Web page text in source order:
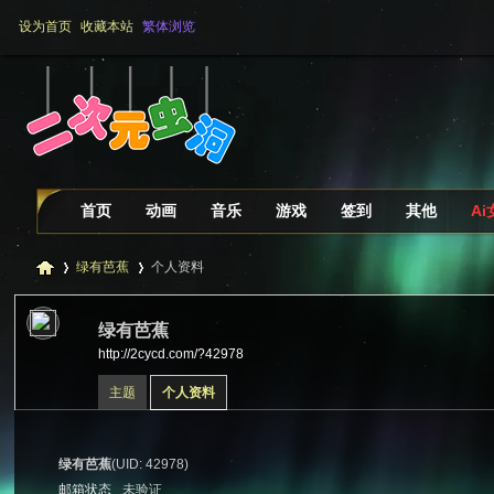
设为首页 收藏本站 繁体浏览
首页 动画 音乐 游戏 签到 其他 Ai
绿有芭蕉
›
个人资料
绿有芭蕉
http://2cycd.com/?42978
主题 个人资料
绿有芭蕉(UID: 42978)
邮箱状态
未验证